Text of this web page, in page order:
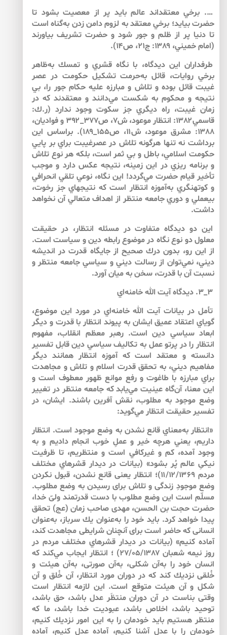
…. برخي معتقداند عالم بايد پر از معصيت بشود تا
حضرت بيايد؛ برخي معتقد به ‌لزوم دامن زدن به‌گناه است
تا دنيا پر از ظلم و جور شود و حضرت تشريف بياورند
(امام خميني، ۱۳۸۹: ج۲۱، ص۱۴).
طرفداران اين ديدگاه، با نگاه قشري و تمسك به‌ظاهر
برخي روايات، قائل به‌حرمت تشكيل حكومت در عصر
غيبت قائل بوده و تلاش و مبارزه عليه حكام جور را، بي
نتيجه و محكوم به‌ شكست مي‌دانند و معتقدند كه در
زمان غيبت، راه ديگري جز سكوت وجود ندارد (ر.ك:
قاسمي۱۳۸۲: انتظار موعود، ش۷، ص۳۷۷_۳۹۲ و فواديان،
۱۳۸۸: مشرق موعود، ش۱۱، ص۱۵۵_۱۸۹). براساس اين
برداشت نه تنها هرگونه تلاش در عصرغيبت براي بر پايي
حكومت اسلامي، باطل و بي ثمر است، بلكه هر نوع تلاش
و برنامه ريزي در اين زمينه، نتيجه عكس دارد و موجب
تأخير قيام حضرت مي‌گردد! اين نگاه، نوعي تلقي انحرافي
و كوته‏نگري به‌آموزه‏ انتظار است كه نتيجه‏اي جز رخوت،
بي‏عملي و دوري جامعه منتظر از اهداف متعالي آن نخواهد
داشت.
اين دو ديدگاه متفاوت در مسئله انتظار، در حقيقت
معلول دو نوع نگاه در موضوع رابطه دين و سياست است.
از اين رو، بدون درك صحيح از جايگاه قدرت در انديشه
ديني، نمي‌توان از رسالت ديني و سياسي جامعه منتظر و
نسبت آن با قدرت، سخن به ‌ميان آورد.
۳_۳. ديدگاه آيت الله خامنه‌اي
تأمل در بيانات آيت الله خامنه‌اي در مورد اين موضوع،
گوياي اعتقاد عميق ايشان به ‌پيوند انتظار با قدرت و ديگر
ابعاد سياسي دين است. رهبر معظم انقلاب، مفهوم
انتظار را در پرتو عمل به ‌تكاليف سياسي دين قابل تفسير
دانسته و معتقد است كه آموزه انتظار همانند ديگر
مفاهيم ديني، به ‌تحقق قدرت اسلام و تلاش و مجاهدت
براي مبارزه با طاغوت و رفع موانع ظهور معطوف است و
اين معنا، آن‌گاه عينيت مي‌يابد كه جامعه منتظر در تغيير
وضع موجود به‌ مطلوب، نقش آفرين باشند. ايشان، در
تفسير حقيقت انتظار مي‌گويد:
«انتظار به‌معناي قانع نشدن به ‌وضع موجود است. انتظار
داريم، يعني هرچه خير و عملِ خوب انجام داديم و به‌
وجود آمده، كم و غيركافي است و منتظريم، تا ظرفيت
نيكىِ عالم پُر بشود» (بيانات در ديدار قشرهاي مختلف
مردم ۱۱/۱۲/۱۳۶۹)؛ انتظار يعنى قانع نشدن، قبول نكردن
وضع موجودِ زندگى و تلاش براى رسيدن به ‌وضع مطلوب.
مسلّم است اين وضع مطلوب با دست قدرتمند ولىّ خدا،
حضرت حجت بن الحسن، مهدى صاحب زمان (عج) تحقق
پيدا خواهد كرد. بايد خود را به‌عنوان يك سرباز، به‌عنوان
انسانى كه حاضر است براى آنچنان شرايطى مجاهدت كند،
آماده كنيم» (بيانات در ديدار قشرهاي مختلف مردم در
روز نيمه ‏شعبان ۲۷/۰۵/۱۳۸۷) ؛ انتظار ايجاب مي‌كند كه
انسان خود را به‌آن شكلى، به‌آن صورتى، به‌آن هيئت و
خُلقى نزديك كند كه در دوران مورد انتظار، آن خُلق و آن
شكل و آن هيئت متوقع است. اين لازمه‏ انتظار است
وقتى بناست در آن دوران منتظَر عدل باشد، حق باشد،
توحيد باشد، اخلاص باشد، عبوديت خدا باشد، ما كه
منتظر هستيم بايد خودمان را به ‌اين امور نزديك كنيم،
خودمان را با عدل آشنا كنيم، آماده ‏عدل كنيم، آماده